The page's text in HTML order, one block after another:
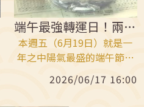
端午最強轉運日！兩招開運攻略旺到年底
本週五（6月19日）就是一
年之中陽氣最盛的端午節！
舟，這天更是大洗除、翻轉
2026/06/17 16:00